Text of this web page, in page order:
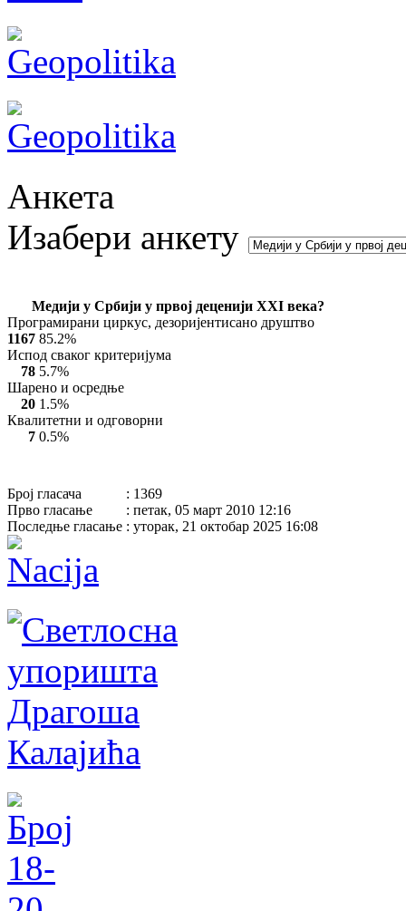
Анкета
Изабери анкету
Mедији у Србији у првој деценији XXI века?
Програмирани циркус, дезоријентисано друштво
1167 85.2%
Испод сваког критеријума
78 5.7%
Шарено и осредње
20 1.5%
Квалитетни и одговорни
7 0.5%
Број гласача
: 1369
Прво гласање
: петак, 05 март 2010 12:16
Последње гласање : уторак, 21 октобар 2025 16:08